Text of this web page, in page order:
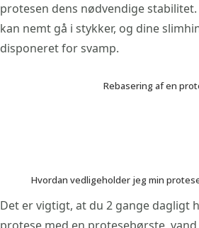
protesen dens nødvendige
kan nemt gå i stykker, og dine
disponeret for svamp.
Rebasering af en
Hvordan vedligeholder jeg min
Det er vigtigt, at du 2 gange dagligt